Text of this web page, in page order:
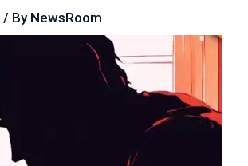
/ By NewsRoom